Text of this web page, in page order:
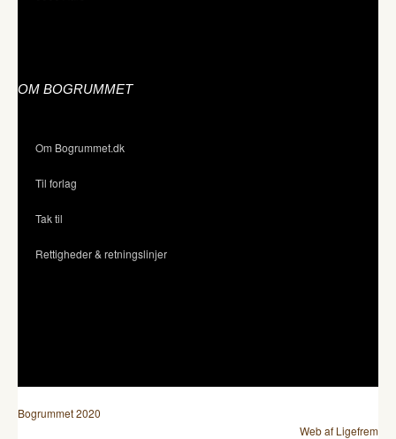
OM BOGRUMMET
Om Bogrummet.dk
Til forlag
Tak til
Rettigheder & retningslinjer
Bogrummet 2020
Web af Ligefrem